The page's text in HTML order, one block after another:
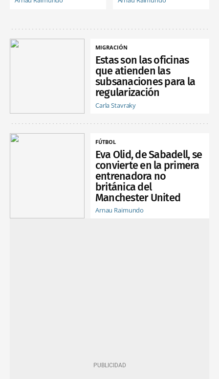
MIGRACIÓN
Estas son las oficinas
que atienden las
subsanaciones para la
regularización
Carla Stavraky
FÚTBOL
Eva Olid, de Sabadell, se
convierte en la primera
entrenadora no
británica del
Manchester United
Arnau Raimundo